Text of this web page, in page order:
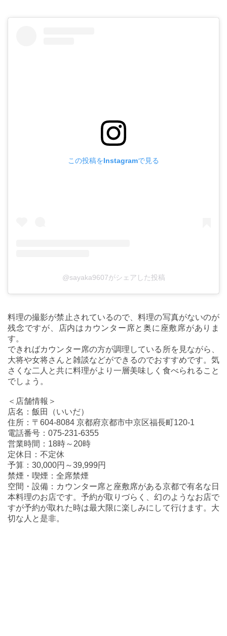
この投稿をInstagramで見る
@sayaka9607がシェアした投稿
料理の撮影が禁止されているので、料理の写真がないのが
残念ですが、店内はカウンター席と奥に座敷席がありま
す。
できればカウンター席の方が調理している所を見ながら、
大将や女将さんと雑談などができるのでおすすめです。気
さくな二人と共に料理がより一層美味しく食べられること
でしょう。
＜店舗情報＞
店名：飯田（いいだ）
住所：〒604-8084 京都府京都市中京区福長町120-1
電話番号：075-231-6355
営業時間：18時～20時
定休日：不定休
予算：30,000円～39,999円
禁煙・喫煙：全席禁煙
空間・設備：カウンター席と座敷席がある京都で有名な日
本料理のお店です。予約が取りづらく、幻のようなお店で
すが予約が取れた時は最大限に楽しみにして行けます。大
切な人と是非。